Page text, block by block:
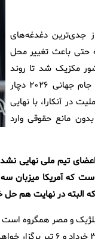
جدی‌ترین دغدغه‌های
حتی باعث تغییر محل
مکزیک شد تا روند
هماهنگی‌های سفر و آماده‌سازی تیم کلی برای جام جهانی ۲۰۲۶ دچار
در آنکارا، با نهایی
مانع حقوقی وارد
تیم ملی نهایی
که آمریکا میزبان
که البته در نهایت هم
و مصر همگروه